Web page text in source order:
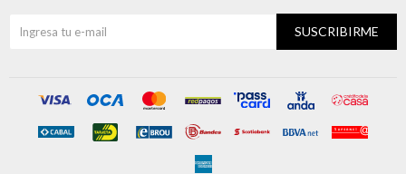
SUSCRIBIRME